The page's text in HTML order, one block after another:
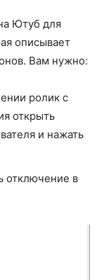
Ютуб для
описывает
Вам нужно:
ролик с
открыть
и нажать
отключение в